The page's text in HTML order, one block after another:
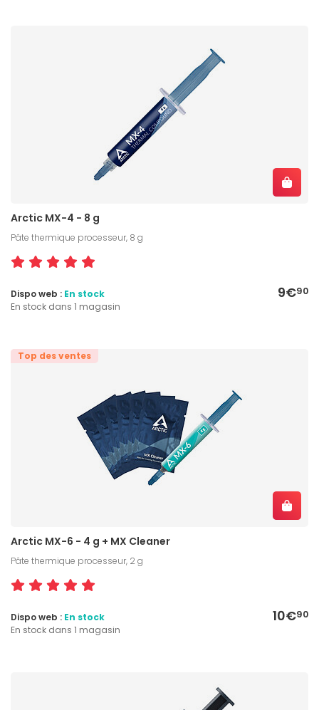
Arctic MX-4 - 8 g
Pâte thermique processeur, 8 g
9€90
Dispo web : En stock
En stock dans 1 magasin
Top des ventes
Arctic MX-6 - 4 g + MX Cleaner
Pâte thermique processeur, 2 g
10€90
Dispo web : En stock
En stock dans 1 magasin